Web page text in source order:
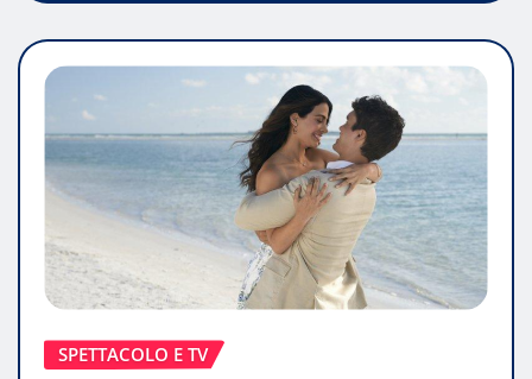
SPETTACOLO E TV